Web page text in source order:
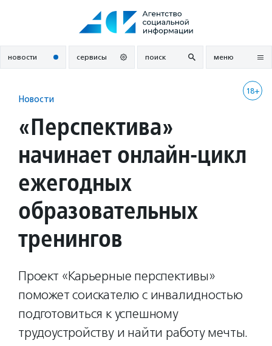
новости сервисы поиск меню
18+
Новости
«Перспектива»
начинает онлайн-цикл
ежегодных
образовательных
тренингов
Проект «Карьерные перспективы»
поможет соискателю с инвалидностью
подготовиться к успешному
трудоустройству и найти работу мечты.